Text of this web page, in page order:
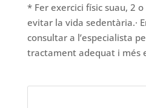
* Fer exercici físic suau, 2
evitar la vida sedentària.·
consultar a l’especialista
tractament adequat i més